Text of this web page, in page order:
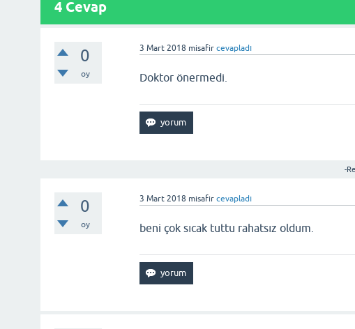
4 Cevap
0
oy
3 Mart 2018 misafir cevapladı
Doktor önermedi.
-
0
oy
3 Mart 2018 misafir cevapladı
beni çok sıcak tuttu rahatsız oldum.